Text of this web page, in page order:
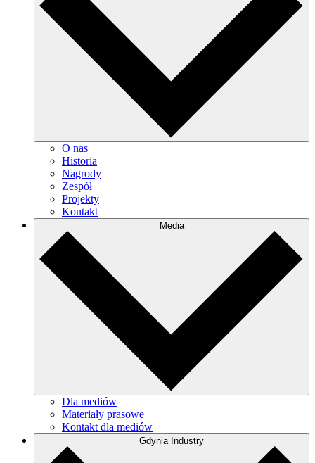
O nas
Historia
Nagrody
Zespół
Projekty
Kontakt
Media
Dla mediów
Materiały prasowe
Kontakt dla mediów
Gdynia Industry